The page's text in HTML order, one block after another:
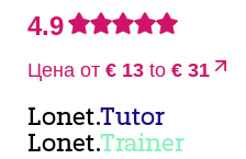
4.9
Цена от € 13 to € 31
Lonet.Tutor
Lonet.Trainer